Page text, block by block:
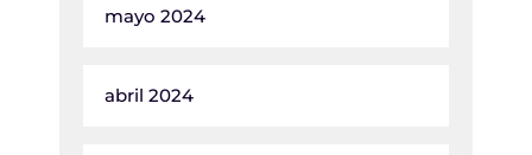
mayo 2024
abril 2024